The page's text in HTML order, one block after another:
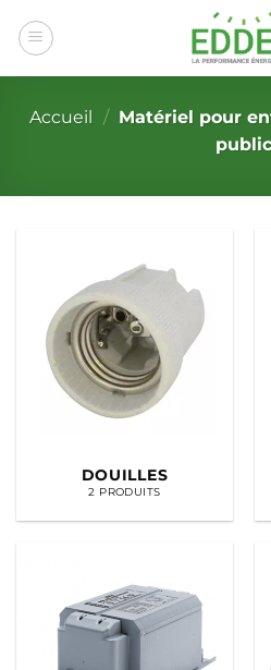
au
Accueil / Matériel pour
public
DOUILLES
2 PRODUITS